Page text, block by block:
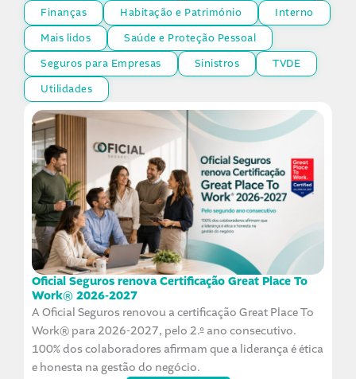
Finanças
Habitação e Património
Interno
Mais lidos
Saúde e Proteção Pessoal
Seguros para Empresas
Sinistros
TVDE
Utilidades
Oficial Seguros renova Certificação Great Place To
Work® 2026-2027
A Oficial Seguros renovou a certificação Great Place To
Work® para 2026-2027, pelo 2.º ano consecutivo.
100% dos colaboradores afirmam que a liderança é ética
e honesta na gestão do negócio.
PáginaPáginaPáginaPáginaPágina